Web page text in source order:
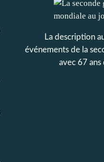
La description
événements de la
avec 67 ans